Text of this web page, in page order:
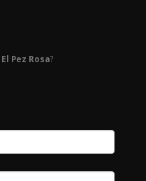
El Pez Rosa?